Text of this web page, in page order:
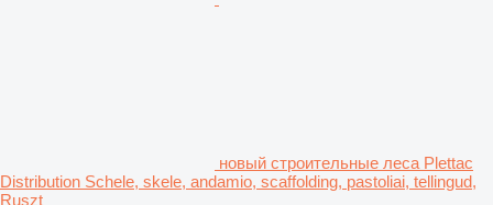
новый строительные леса Plettac
Distribution Schele, skele, andamio, scaffolding, pastoliai, tellingud,
Ruszt